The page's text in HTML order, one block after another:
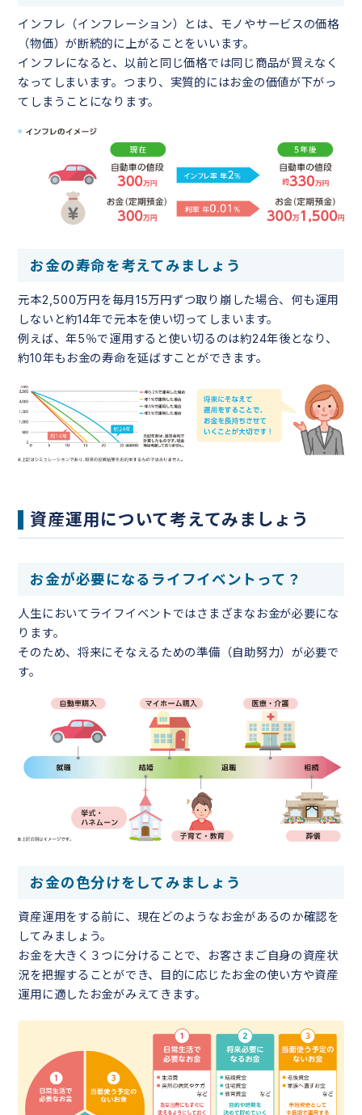
インフレ（インフレーション）とは、モノやサービスの価格
（物価）が断続的に上がることをいいます。
インフレになると、以前と同じ価格では同じ商品が買えなく
なってしまいます。つまり、実質的にはお金の価値が下がっ
てしまうことになります。
お金の寿命を考えてみましょう
元本2,500万円を毎月15万円ずつ取り崩した場合、何も運用
しないと約14年で元本を使い切ってしまいます。
例えば、年5％で運用すると使い切るのは約24年後となり、
約10年もお金の寿命を延ばすことができます。
資産運用について考えてみましょう
お金が必要になるライフイベントって？
人生においてライフイベントではさまざまなお金が必要にな
ります。
そのため、将来にそなえるための準備（自助努力）が必要で
す。
お金の色分けをしてみましょう
資産運用をする前に、現在どのようなお金があるのか確認を
してみましょう。
お金を大きく３つに分けることで、お客さまご自身の資産状
況を把握することができ、目的に応じたお金の使い方や資産
運用に適したお金がみえてきます。